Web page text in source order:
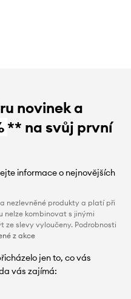
novinek a
** na svůj první
informace o nejnovějších
nezlevněné produkty a platí při
nelze kombinovat s jinými
ze slevy vyloučeny. Podrobnosti
z akce
jen to, co vás
vás zajímá: